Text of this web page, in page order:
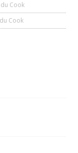
Cook
Cook